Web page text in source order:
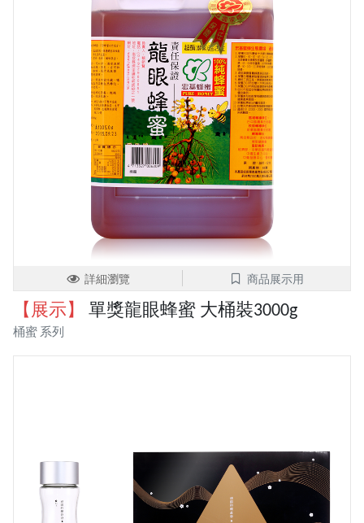
詳細瀏覽 商品展示用
【展示】 單獎龍眼蜂蜜 大桶裝3000g
桶蜜 系列